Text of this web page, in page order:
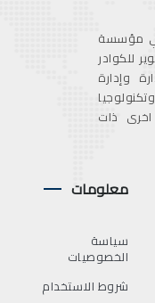
هي مؤسسة
للكوادر
وإدارة
ذات
معلومات
سياسة
الخصوصيات
شروط الاستخدام